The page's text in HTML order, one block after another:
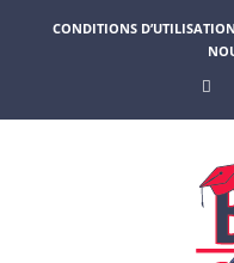
CONDITIONS D’UTILISATION